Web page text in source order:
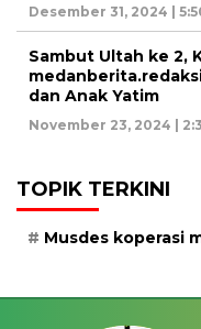
Desember 31, 2024 |
Sambut Ultah ke 2,
dan Anak Yatim
November 23, 2024 |
TOPIK TERKINI
Musdes koperasi